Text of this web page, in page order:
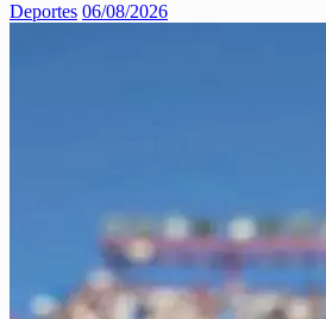
Deportes 06/08/2026